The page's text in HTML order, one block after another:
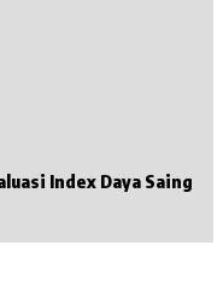
Index Daya Saing